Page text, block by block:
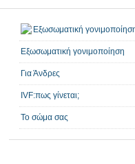
Εξωσωματική γονιμοποίηση
Για Άνδρες
IVF:πως γίνεται;
Το σώμα σας